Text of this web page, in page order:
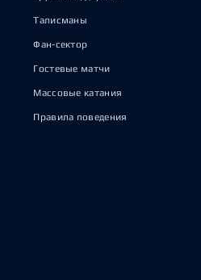
Талисманы
Фан-сектор
Гостевые матчи
Массовые катания
Правила поведения